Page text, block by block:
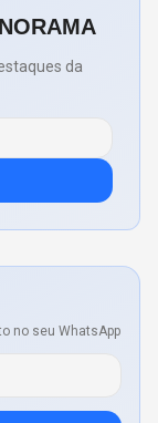
da
no seu WhatsApp